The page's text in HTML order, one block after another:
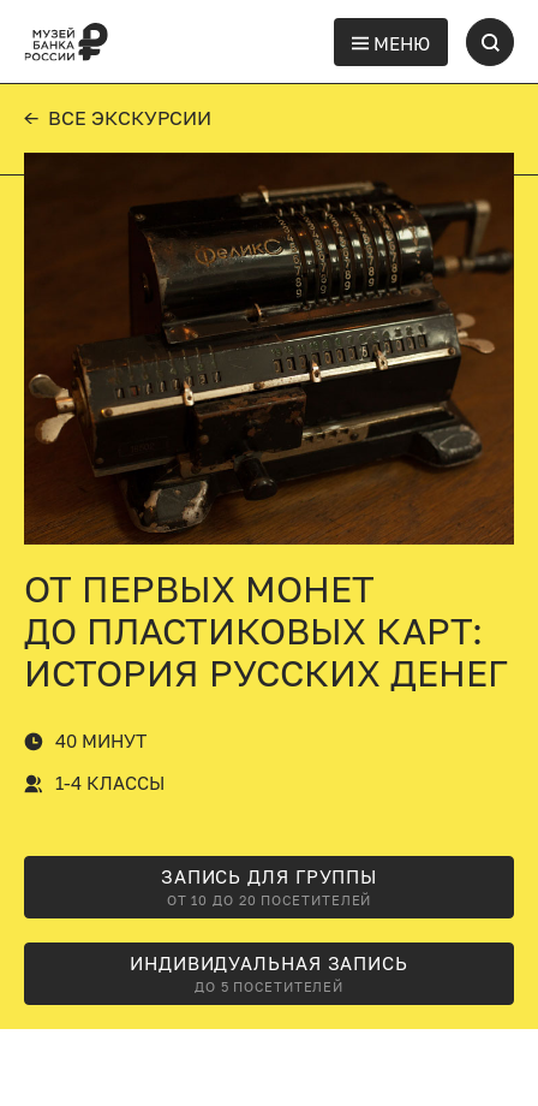
МЕНЮ
← ВСЕ ЭКСКУРСИИ
ОТ ПЕРВЫХ МОНЕТ
ДО ПЛАСТИКОВЫХ КАРТ:
ИСТОРИЯ РУССКИХ ДЕНЕГ
40 МИНУТ
1-4 КЛАССЫ
ЗАПИСЬ ДЛЯ ГРУППЫ
ОТ 10 ДО 20 ПОСЕТИТЕЛЕЙ
ИНДИВИДУАЛЬНАЯ ЗАПИСЬ
ДО 5 ПОСЕТИТЕЛЕЙ